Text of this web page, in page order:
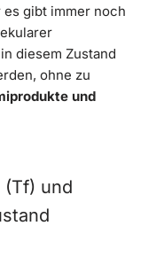
gibt immer noch
diesem Zustand
ohne zu
und
und